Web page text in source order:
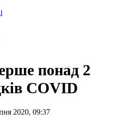
понад 2
COVID
2020, 09:37